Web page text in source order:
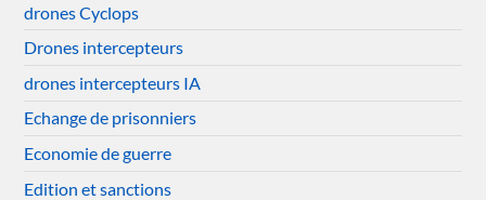
drones Cyclops
Drones intercepteurs
drones intercepteurs IA
Echange de prisonniers
Economie de guerre
Edition et sanctions